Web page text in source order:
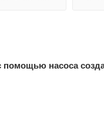
насоса